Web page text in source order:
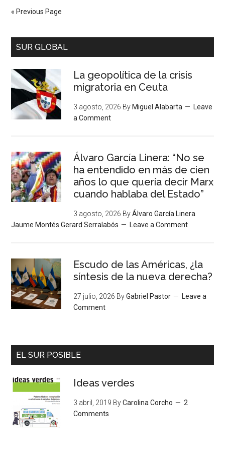
« Previous Page
SUR GLOBAL
La geopolítica de la crisis
migratoria en Ceuta
3 agosto, 2026 By Miguel Alabarta
Leave
a Comment
Álvaro García Linera: “No se
ha entendido en más de cien
años lo que quería decir Marx
cuando hablaba del Estado”
3 agosto, 2026 ByÁlvaro García Linera
Jaume Montés Gerard Serralabós
Leave a Comment
Escudo de las Américas, ¿la
síntesis de la nueva derecha?
27 julio, 2026 ByGabriel Pastor
Leave a
Comment
EL SUR POSIBLE
Ideas verdes
3 abril, 2019 ByCarolina Corcho
2
Comments